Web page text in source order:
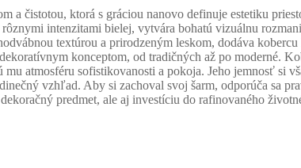
a čistotou, ktorá s gráciou nanovo definuje estetiku
intenzitami bielej, vytvára bohatú vizuálnu
textúrou a prirodzeným leskom, dodáva
konceptom, od tradičných až po moderné.
atmosféru sofistikovanosti a pokoja. Jeho jemnosť si
vzhľad. Aby si zachoval svoj šarm, odporúča sa
predmet, ale aj investíciu do rafinovaného